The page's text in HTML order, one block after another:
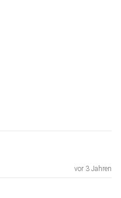
vor 3 Jahren